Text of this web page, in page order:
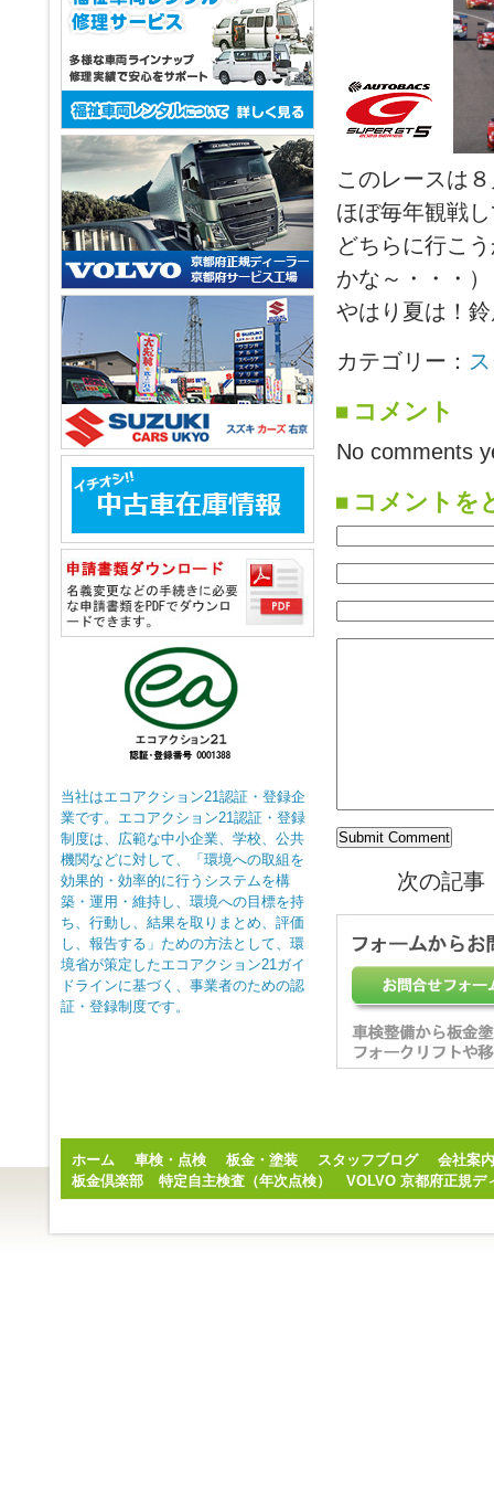
当社はエコアクション21認証・登録企
業です。エコアクション21認証・登録
制度は、広範な中小企業、学校、公共
機関などに対して、「環境への取組を
効果的・効率的に行うシステムを構
築・運用・維持し、環境への目標を持
ち、行動し、結果を取りまとめ、評価
し、報告する」ための方法として、環
境省が策定したエコアクション21ガイ
ドラインに基づく、事業者のための認
証・登録制度です。
このレースは
ほぼ毎年観戦
どちらに行こ
かな～・・・）
やはり夏は！
カテゴリー：
コメント
No comments
コメントを
次の記事
ホーム 車検・点検 板金・塗装 スタッフブログ
会社案内
板金倶楽部
特定自主検査（年次点検） VOLVO 京都府正規デ